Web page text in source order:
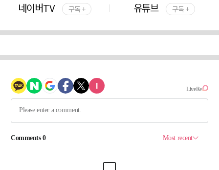
네이버TV 구독 + 유튜브 구독 +